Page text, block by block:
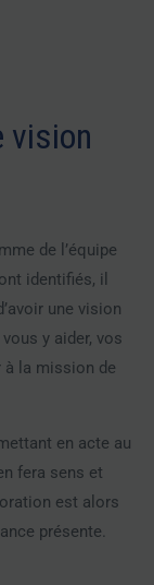
vision
de l’équipe
identifiés, il
une vision
y aider, vos
à la mission de
en acte au
fera sens et
est alors
présente.